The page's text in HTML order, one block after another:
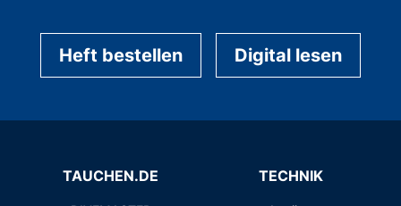
Heft bestellen Digital lesen
TAUCHEN.DE TECHNIK